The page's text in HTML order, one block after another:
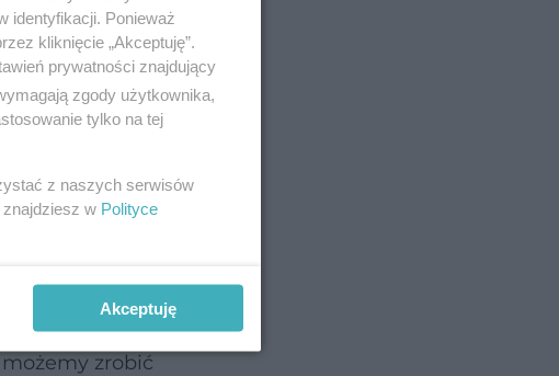
komedii
z
„przede
zrobić
identyfikacji. Ponieważ
kliknięcie „Akceptuję”.
prywatności znajdujący
zgody użytkownika,
tylko na tej
z naszych serwisów
znajdziesz w Polityce
Akceptuję